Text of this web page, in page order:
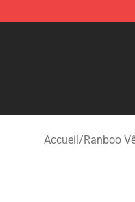
Ranboo Store -
Accueil/Ranboo